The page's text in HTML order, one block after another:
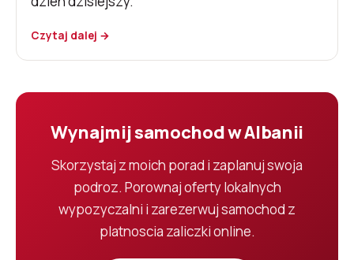
Czytaj dalej →
Wynajmij samochod w Albanii
Skorzystaj z moich porad i zaplanuj swoja
podroz. Porownaj oferty lokalnych
wypozyczalni i zarezerwuj samochod z
platnoscia zaliczki online.